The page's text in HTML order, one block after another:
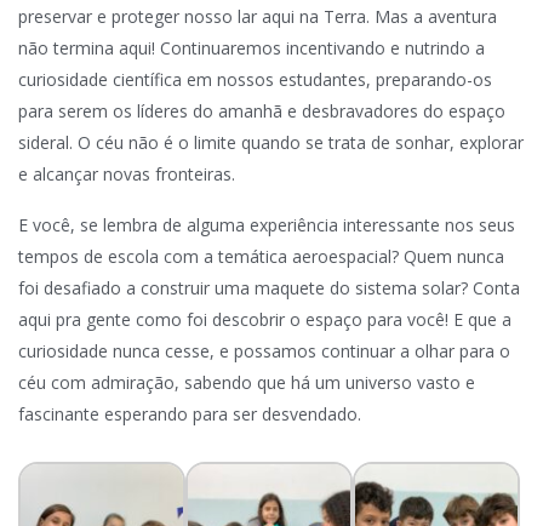
preservar e proteger nosso lar aqui na Terra. Mas a aventura
não termina aqui! Continuaremos incentivando e nutrindo a
curiosidade científica em nossos estudantes, preparando-os
para serem os líderes do amanhã e desbravadores do espaço
sideral. O céu não é o limite quando se trata de sonhar, explorar
e alcançar novas fronteiras.
E você, se lembra de alguma experiência interessante nos seus
tempos de escola com a temática aeroespacial? Quem nunca
foi desafiado a construir uma maquete do sistema solar? Conta
aqui pra gente como foi descobrir o espaço para você! E que a
curiosidade nunca cesse, e possamos continuar a olhar para o
céu com admiração, sabendo que há um universo vasto e
fascinante esperando para ser desvendado.